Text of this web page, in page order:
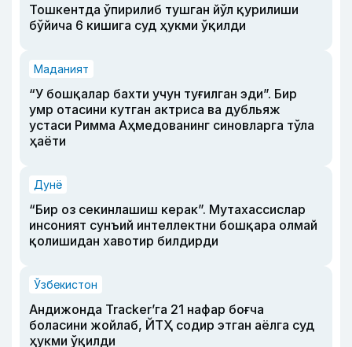
Тошкентда ўпирилиб тушган йўл қурилиши
бўйича 6 кишига суд ҳукми ўқилди
Маданият
“У бошқалар бахти учун туғилган эди”. Бир
умр отасини кутган актриса ва дубльяж
устаси Римма Аҳмедованинг синовларга тўла
ҳаёти
Дунё
“Бир оз секинлашиш керак”. Мутахассислар
инсоният сунъий интеллектни бошқара олмай
қолишидан хавотир билдирди
Ўзбекистон
Андижонда Tracker’га 21 нафар боғча
боласини жойлаб, ЙТҲ содир этган аёлга суд
ҳукми ўқилди